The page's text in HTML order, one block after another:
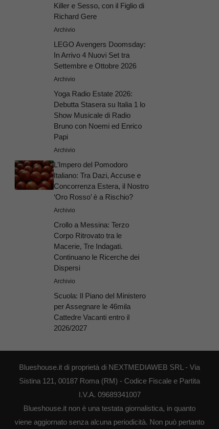
Killer e Sesso, con il Figlio di
Richard Gere
Archivio
LEGO Avengers Doomsday:
In Arrivo 4 Nuovi Set tra
Settembre e Ottobre 2026
Archivio
Yoga Radio Estate 2026:
Debutta Stasera su Italia 1 lo
Show Musicale di Radio
Bruno con Noemi ed Enrico
Papi
Archivio
L’Impero del Pomodoro
Italiano: Tra Dazi, Accuse e
Concorrenza Estera, il Nostro
‘Oro Rosso’ è a Rischio?
Archivio
Crollo a Messina: Terzo
Corpo Ritrovato tra le
Macerie, Tre Indagati.
Continuano le Ricerche dei
Dispersi
Archivio
Scuola: Il Piano del Ministero
per Assegnare le 46mila
Cattedre Vacanti entro il
2026/2027
Blueshouse.it di proprietà di NEXTMEDIAWEB SRL - Via
Sistina 121, 00187 Roma (RM) - Codice Fiscale e Partita
I.V.A. 09689341007
Blueshouse.it non è una testata giornalistica, in quanto
viene aggiornato senza alcuna periodicità. Non può pertanto